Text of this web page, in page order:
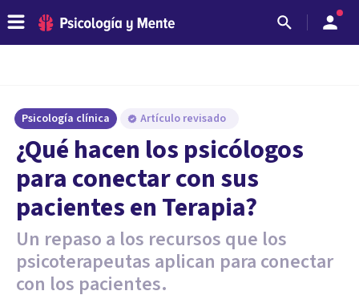
Psicología clínica Artículo revisado
¿Qué hacen los psicólogos
para conectar con sus
pacientes en Terapia?
Un repaso a los recursos que los
psicoterapeutas aplican para conectar
con los pacientes.